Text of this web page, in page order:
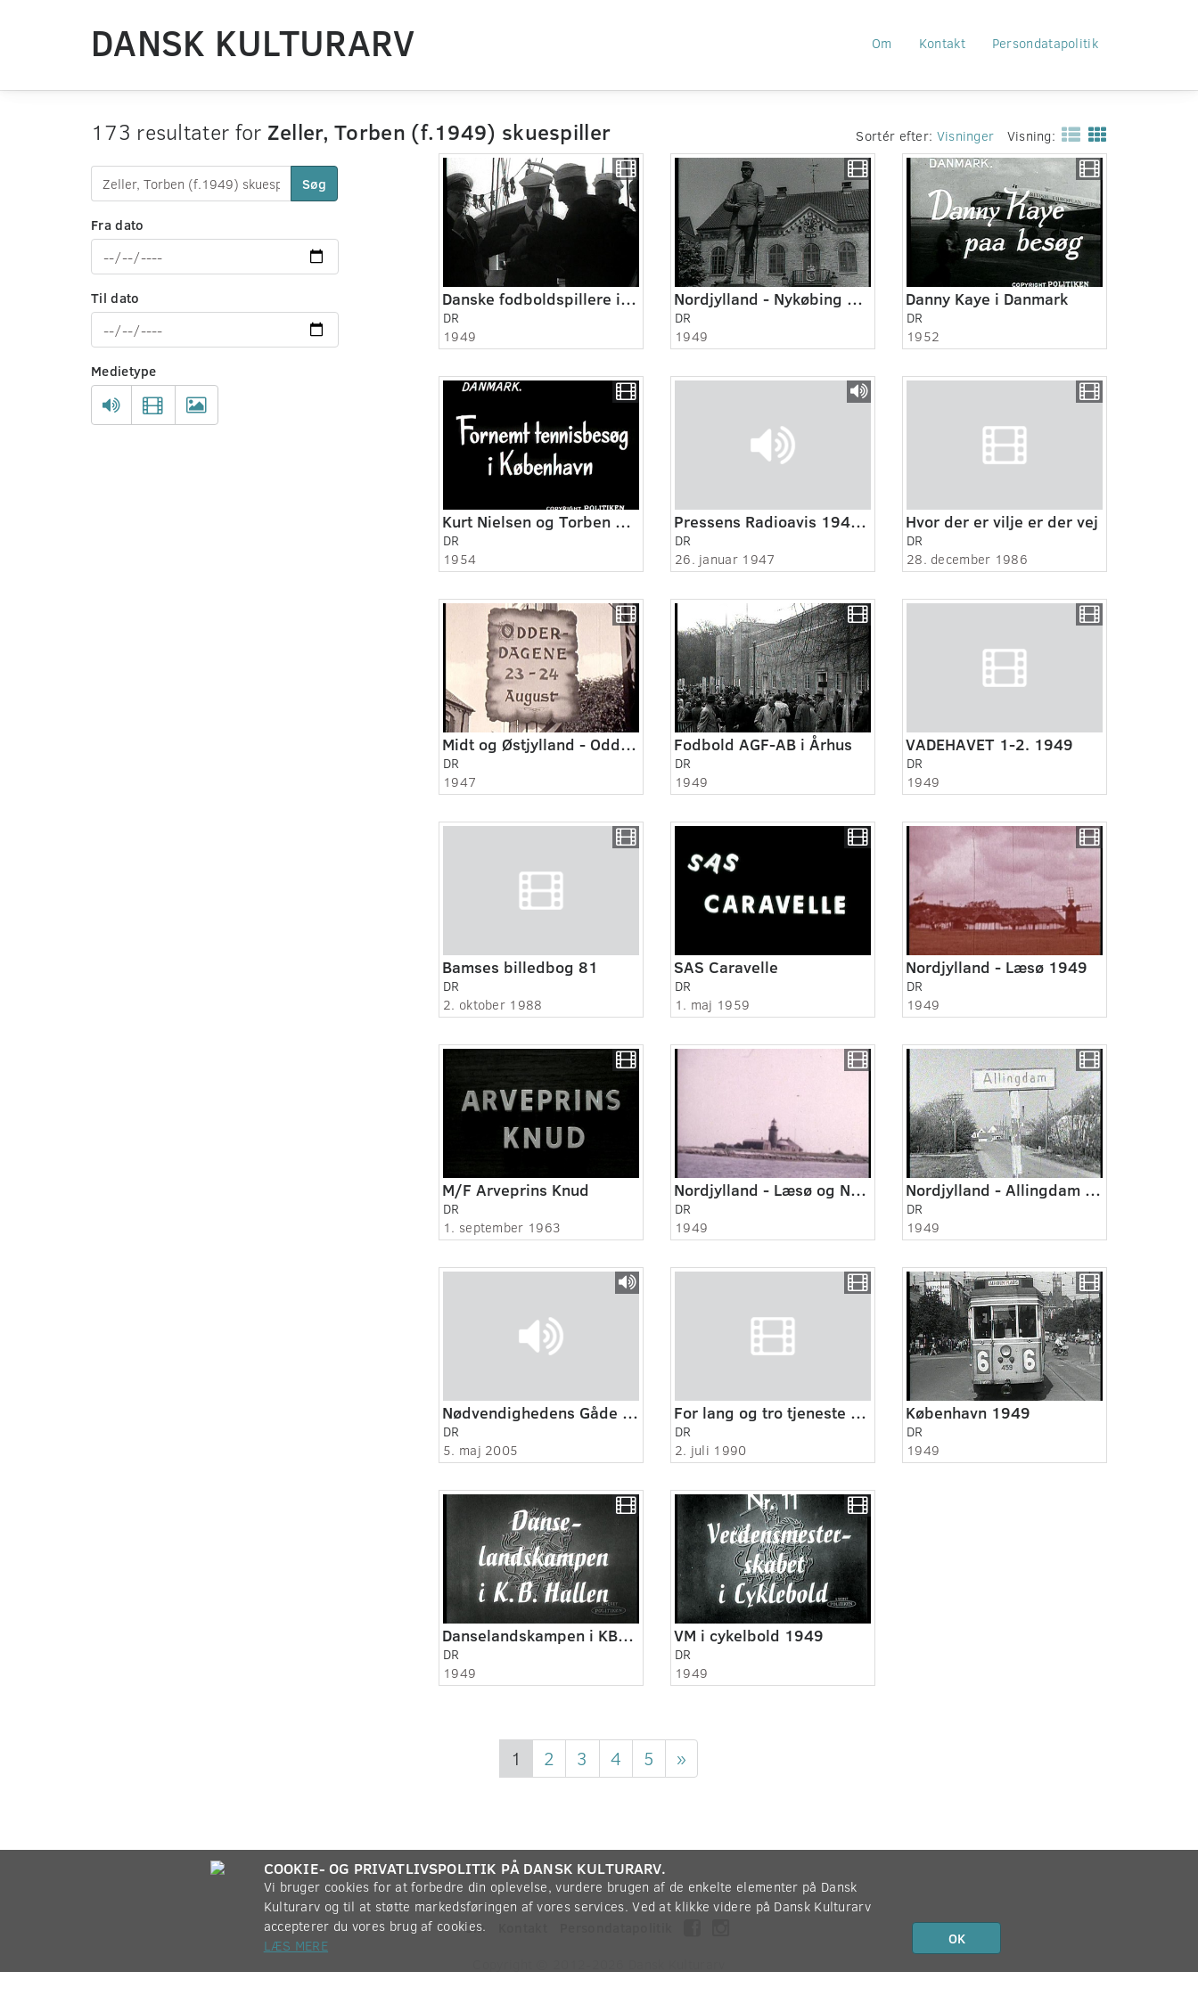
DANSK KULTURARV Om Kontakt Persondatapolitik
173 resultater for Zeller, Torben (f.1949) skuespiller
Søg
Fra dato
Til dato
Medietype
Sortér efter: Visninger Visning:
Danske fodboldspillere i Italien
DR
1949
Nordjylland - Nykøbing Mors 1949
DR
1949
Danny Kaye i Danmark
DR
1952
Kurt Nielsen og Torben Ulrich spiller tennis landskamp
DR
1954
Pressens Radioavis 19470126. Flyulykke
DR
26. januar 1947
Hvor der er vilje er der vej
DR
28. december 1986
Midt og Østjylland - Odder 1947 - 1955
DR
1947
Fodbold AGF-AB i Århus
DR
1949
VADEHAVET 1-2. 1949
DR
1949
Bamses billedbog 81
DR
2. oktober 1988
SAS Caravelle
DR
1. maj 1959
Nordjylland - Læsø 1949
DR
1949
M/F Arveprins Knud
DR
1. september 1963
Nordjylland - Læsø og Nordre Rønner 1949
DR
1949
Nordjylland - Allingdam 1949
DR
1949
Nødvendighedens Gåde 1:12 - Født til frihed
DR
5. maj 2005
For lang og tro tjeneste 6:9
DR
2. juli 1990
København 1949
DR
1949
Danselandskampen i KB-hallen
DR
1949
VM i cykelbold 1949
DR
1949
1 2 3 4 5 »
Om
COOKIE- OG PRIVATLIVSPOLITIK PÅ DANSK KULTURARV.
Vi bruger cookies for at forbedre din oplevelse, vurdere brugen af de enkelte elementer på Dansk
Kulturarv og til at støtte markedsføringen af vores services. Ved at klikke videre på Dansk Kulturarv
accepterer du vores brug af cookies.
LÆS MERE
OK